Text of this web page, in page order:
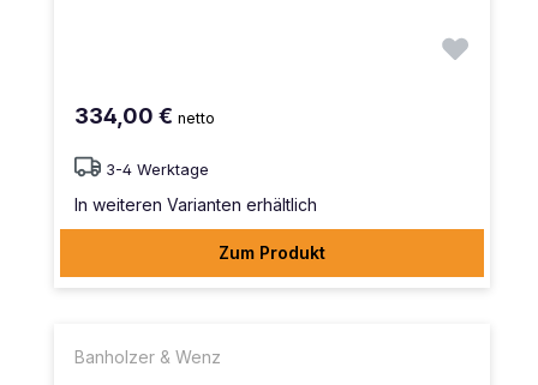
334,00 € netto
3-4 Werktage
In weiteren Varianten erhältlich
Zum Produkt
Banholzer & Wenz